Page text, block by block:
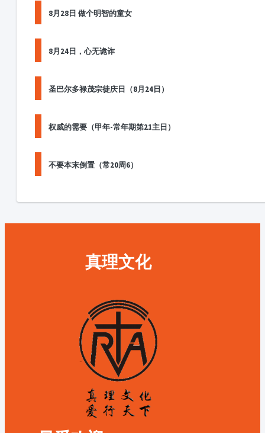
8月28日 做个明智的童女
8月24日，心无诡诈
圣巴尔多禄茂宗徒庆日（8月24日）
权威的需要（甲年-常年期第21主日）
不要本末倒置（常20周6）
真理文化